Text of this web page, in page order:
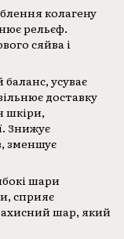
колагену
рельєф.
сяйва і
усуває
доставку
шкіри,
Знижує
зменшує
шари
сприяє
шар, який